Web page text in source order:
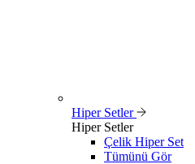
Hiper Setler
Hiper Setler
Çelik Hiper Set
Tümünü Gör